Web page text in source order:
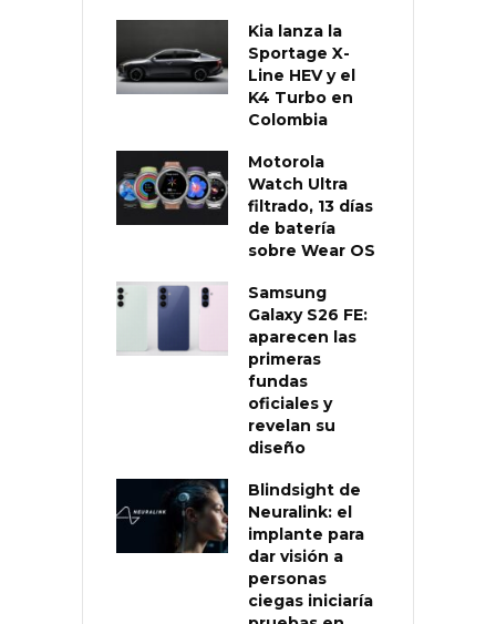
Kia lanza la
Sportage X-
Line HEV y el
K4 Turbo en
Colombia
Motorola
Watch Ultra
filtrado, 13 días
de batería
sobre Wear OS
Samsung
Galaxy S26 FE:
aparecen las
primeras
fundas
oficiales y
revelan su
diseño
Blindsight de
Neuralink: el
implante para
dar visión a
personas
ciegas iniciaría